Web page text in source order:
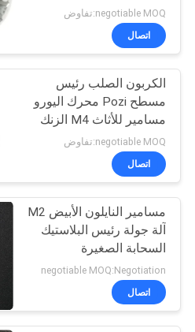
معلومات
جولة
المعمل
مراقبة
الجودة
خريطة
الموقع
الفولاذ
مسامير
24
المعدن ختم
24
الزنك مطلي السحابة
negotiable MOQ:تفاوض
اتصال
الكربون الصلب رئيس
مسطح Pozi محرك اليورو
مسامير للأثاث M4 الزنك
النهاية
negotiable MOQ:تفاوض
اتصال
مسامير النايلون الأبيض M2
آلة جولة رئيس البلاستيك
السحابة الصغيرة
negotiable MOQ:Negotiation
اتصال